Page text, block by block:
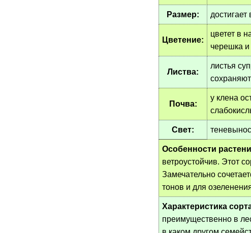
Размер:
Цветение:
цветет в
черешка и
Листва:
листья
Почва:
у клена
Свет:
Особенности
ветроустойчив. Этот
Замечательно
тонов и для
Характеристика
преимущественно в